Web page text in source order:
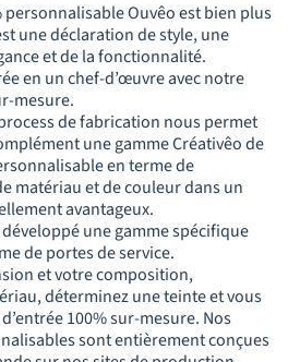
personnalisable Ouvêo est bien plus
une déclaration de style, une
et de la fonctionnalité.
en un chef-d’œuvre avec notre
mesure.
de fabrication nous permet
une gamme Créativêo de
en terme de
matériau et de couleur dans un
avantageux.
une gamme spécifique
de portes de service.
et votre composition,
déterminez une teinte et vous
100% sur-mesure. Nos
sont entièrement conçues